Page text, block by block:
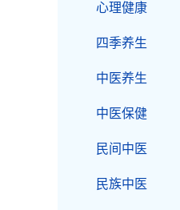
心理健康
四季养生
中医养生
中医保健
民间中医
民族中医